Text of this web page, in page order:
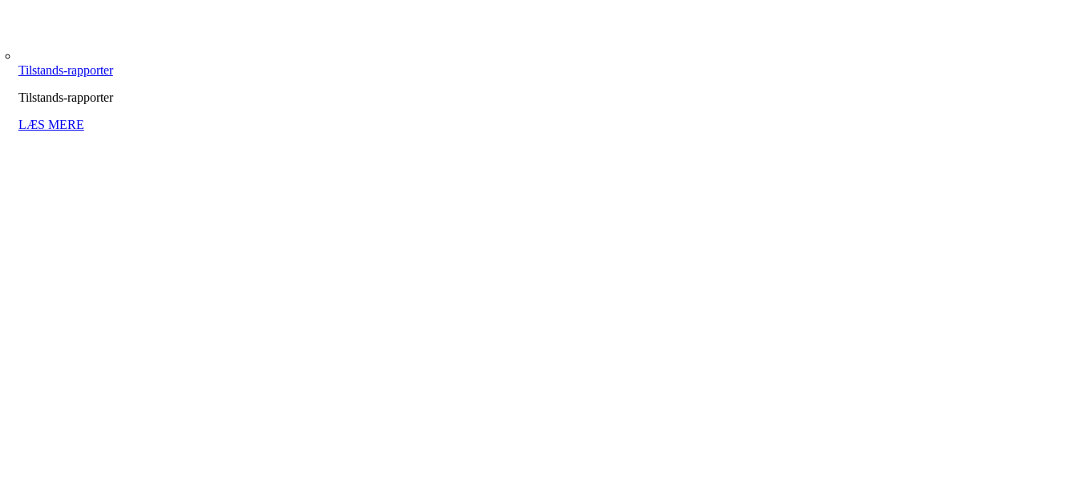
Tilstands-rapporter
Tilstands-rapporter
LÆS MERE